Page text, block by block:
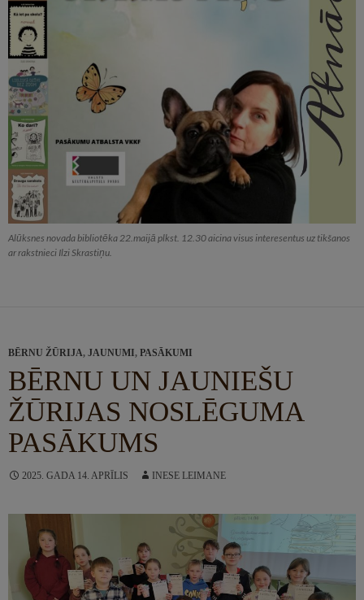
Alūksnes novada bibliotēka 22.maijā plkst. 12.30 aicina visus interesentus uz tikšanos
ar rakstnieci Ilzi Skrastiņu.
BĒRNU ŽŪRIJA, JAUNUMI, PASĀKUMI
BĒRNU UN JAUNIEŠU
ŽŪRIJAS NOSLĒGUMA
PASĀKUMS
2025. GADA 14. APRĪLIS INESE LEIMANE